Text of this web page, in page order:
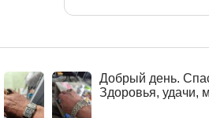
Добрый день.
Здоровья, удачи,